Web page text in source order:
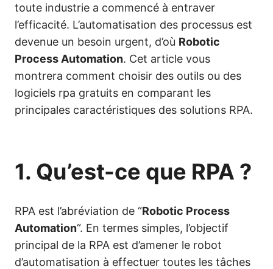
toute industrie a commencé à entraver
l’efficacité. L’automatisation des processus est
devenue un besoin urgent, d’où Robotic
Process Automation. Cet article vous
montrera comment choisir des outils ou des
logiciels rpa gratuits en comparant les
principales caractéristiques des solutions RPA.
1. Qu’est-ce que RPA ?
RPA est l’abréviation de “Robotic Process
Automation“. En termes simples, l’objectif
principal de la RPA est d’amener le robot
d’automatisation à effectuer toutes les tâches